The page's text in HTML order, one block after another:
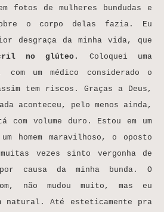
fotos de mulheres bundudas e
o corpo delas fazia. Eu
desgraça da minha vida, que
no glúteo.
Coloquei uma
com um médico considerado o
tem riscos. Graças a Deus,
aconteceu, pelo menos ainda,
com volume duro. Estou em um
homem maravilhoso, o oposto
vezes sinto vergonha de
causa da minha bunda. O
não mudou muito, mas eu
natural. Até esteticamente pra